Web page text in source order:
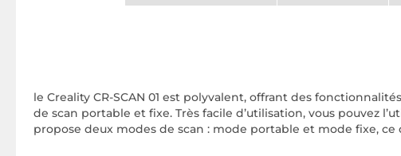
le Creality CR-SCAN 01 est polyvalent, offrant des
de scan portable et fixe. Très facile d’utilisation, vous pouvez
propose deux modes de scan : mode portable et mode fixe,